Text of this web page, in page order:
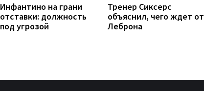
Инфантино на грани
отставки: должность
под угрозой
Тренер Сиксерс
объяснил, чего ждет от
Леброна